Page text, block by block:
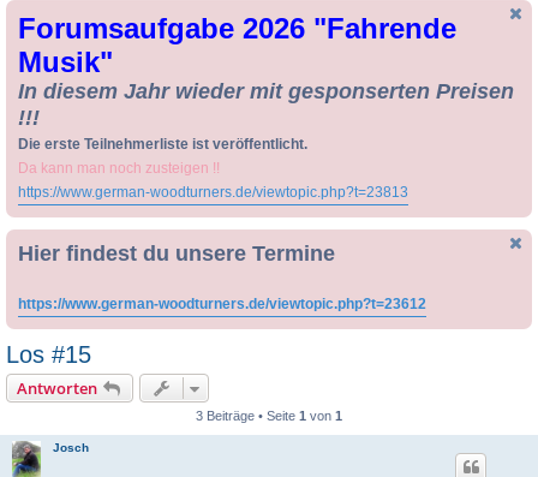
Forumsaufgabe 2026 "Fahrende
Musik"
In diesem Jahr wieder mit gesponserten Preisen
!!!
Die erste Teilnehmerliste ist veröffentlicht.
Da kann man noch zusteigen !!
https://www.german-woodturners.de/viewtopic.php?t=23813
Hier findest du unsere Termine
https://www.german-woodturners.de/viewtopic.php?t=23612
Los #15
Antworten
3 Beiträge • Seite 1 von 1
Josch